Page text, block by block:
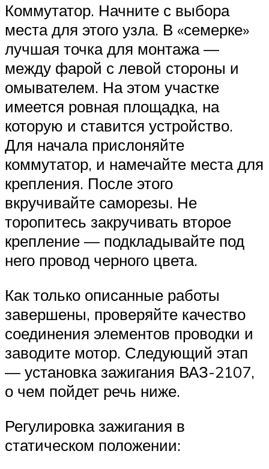
Коммутатор. Начните с выбора
места для этого узла. В «семерке»
лучшая точка для монтажа —
между фарой с левой стороны и
омывателем. На этом участке
имеется ровная площадка, на
которую и ставится устройство.
Для начала прислоняйте
коммутатор, и намечайте места для
крепления. После этого
вкручивайте саморезы. Не
торопитесь закручивать второе
крепление — подкладывайте под
него провод черного цвета.
Как только описанные работы
завершены, проверяйте качество
соединения элементов проводки и
заводите мотор. Следующий этап
— установка зажигания ВАЗ-2107,
о чем пойдет речь ниже.
Регулировка зажигания в
статическом положении: